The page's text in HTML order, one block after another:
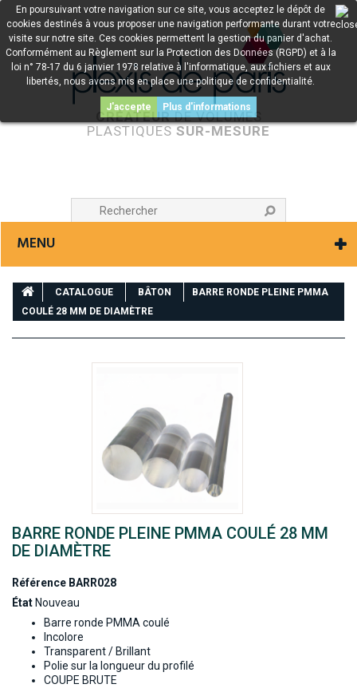
CRÉATEURDE VOLUMES
PLASTIQUES SUR-MESURE
MENU
En poursuivant votre navigation sur ce site, vous acceptez le dépôt de
cookies destinés à vous proposer une navigation performante durant votre
visite sur notre site. Ces cookies permettent la gestion du panier d'achat.
Conformément au Règlement sur la Protection des Données (RGPD) et à la
loi n° 78-17 du 6 janvier 1978 relative à l'informatique, aux fichiers et aux
libertés, nous avons mis en place une politique de confidentialité.
J'accepte Plus d'informations
CATALOGUE BÂTON
BARRE RONDE PLEINE PMMA
COULÉ 28 MM DE DIAMÈTRE
BARRE RONDE PLEINE PMMA COULÉ 28 MM
DE DIAMÈTRE
Référence BARR028
État Nouveau
Barre ronde PMMA coulé
Incolore
Transparent / Brillant
Polie sur la longueur du profilé
COUPE BRUTE